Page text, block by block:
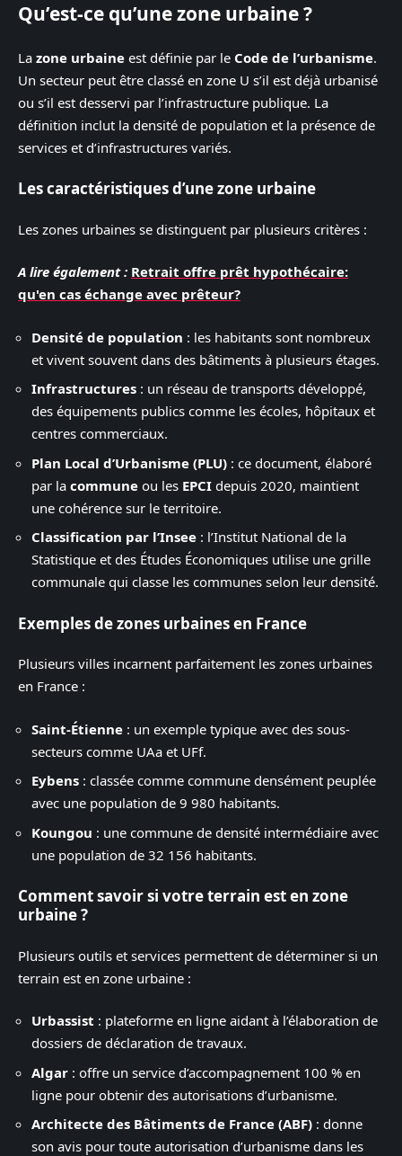
Qu’est-ce qu’une zone urbaine ?
La zone urbaine est définie par le Code de l’urbanisme.
Un secteur peut être classé en zone U s’il est déjà urbanisé
ou s’il est desservi par l’infrastructure publique. La
définition inclut la densité de population et la présence de
services et d’infrastructures variés.
Les caractéristiques d’une zone urbaine
Les zones urbaines se distinguent par plusieurs critères :
A lire également : Retrait offre prêt hypothécaire:
qu'en cas échange avec prêteur?
Densité de population : les habitants sont nombreux
et vivent souvent dans des bâtiments à plusieurs étages.
Infrastructures : un réseau de transports développé,
des équipements publics comme les écoles, hôpitaux et
centres commerciaux.
Plan Local d’Urbanisme (PLU) : ce document, élaboré
par la commune ou les EPCI depuis 2020, maintient
une cohérence sur le territoire.
Classification par l’Insee : l’Institut National de la
Statistique et des Études Économiques utilise une grille
communale qui classe les communes selon leur densité.
Exemples de zones urbaines en France
Plusieurs villes incarnent parfaitement les zones urbaines
en France :
Saint-Étienne : un exemple typique avec des sous-
secteurs comme UAa et UFf.
Eybens : classée comme commune densément peuplée
avec une population de 9 980 habitants.
Koungou : une commune de densité intermédiaire avec
une population de 32 156 habitants.
Comment savoir si votre terrain est en zone
urbaine ?
Plusieurs outils et services permettent de déterminer si un
terrain est en zone urbaine :
Urbassist : plateforme en ligne aidant à l’élaboration de
dossiers de déclaration de travaux.
Algar : offre un service d’accompagnement 100 % en
ligne pour obtenir des autorisations d’urbanisme.
Architecte des Bâtiments de France (ABF) : donne
son avis pour toute autorisation d’urbanisme dans les